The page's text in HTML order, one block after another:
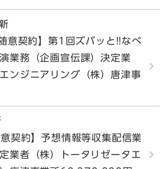
意契約】第1回ズバッと!!なべ
業務（企画宣伝課）決定業
ンジニアリング（株）唐津事
契約】予想情報等収集配信業
業者（株）トータリゼータエ